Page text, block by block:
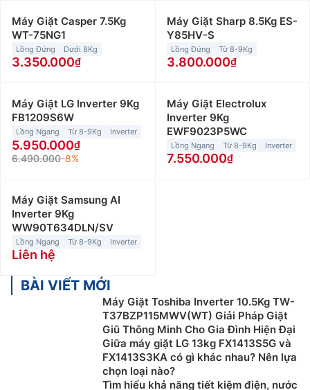
Máy Giặt Casper 7.5Kg
WT-75NG1
Lồng Đứng Dưới 8Kg
3.350.000
Máy Giặt Sharp 8.5Kg ES-
Y85HV-S
Lồng Đứng Từ 8-9Kg
3.800.000
Máy Giặt LG Inverter 9Kg
FB1209S6W
Lồng Ngang Từ 8-9Kg Inverter
5.950.000
6.490.000-8%
Máy Giặt Electrolux
Inverter 9Kg
EWF9023P5WC
Lồng Ngang Từ 8-9Kg Inverter
7.550.000
Máy Giặt Samsung AI
Inverter 9Kg
WW90T634DLN/SV
Lồng Ngang Từ 8-9Kg Inverter
Liên hệ
BÀI VIẾT MỚI
Máy Giặt Toshiba Inverter 10.5Kg TW-
T37BZP115MWV(WT) Giải Pháp Giặt
Giũ Thông Minh Cho Gia Đình Hiện Đại
Giữa máy giặt LG 13kg FX1413S5G và
FX1413S3KA có gì khác nhau? Nên lựa
chọn loại nào?
Tìm hiểu khả năng tiết kiệm điện, nước